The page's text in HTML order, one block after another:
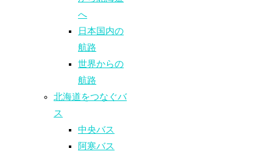
へ
日本国内の
航路
世界からの
航路​
北海道をつなぐバ
ス
中央バス
阿寒バス